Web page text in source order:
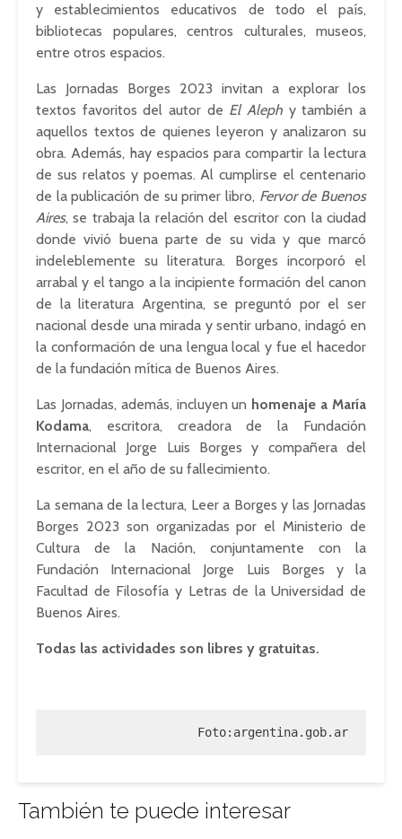
y establecimientos educativos de todo el país,
bibliotecas populares, centros culturales, museos,
entre otros espacios.
Las Jornadas Borges 2023 invitan a explorar los
textos favoritos del autor de El Aleph y también a
aquellos textos de quienes leyeron y analizaron su
obra. Además, hay espacios para compartir la lectura
de sus relatos y poemas. Al cumplirse el centenario
de la publicación de su primer libro, Fervor de Buenos
Aires, se trabaja la relación del escritor con la ciudad
donde vivió buena parte de su vida y que marcó
indeleblemente su literatura. Borges incorporó el
arrabal y el tango a la incipiente formación del canon
de la literatura Argentina, se preguntó por el ser
nacional desde una mirada y sentir urbano, indagó en
la conformación de una lengua local y fue el hacedor
de la fundación mítica de Buenos Aires.
Las Jornadas, además, incluyen un homenaje a María
Kodama, escritora, creadora de la Fundación
Internacional Jorge Luis Borges y compañera del
escritor, en el año de su fallecimiento.
La semana de la lectura, Leer a Borges y las Jornadas
Borges 2023 son organizadas por el Ministerio de
Cultura de la Nación, conjuntamente con la
Fundación Internacional Jorge Luis Borges y la
Facultad de Filosofía y Letras de la Universidad de
Buenos Aires.
Todas las actividades son libres y gratuitas.
Foto:argentina.gob.ar
También te puede interesar